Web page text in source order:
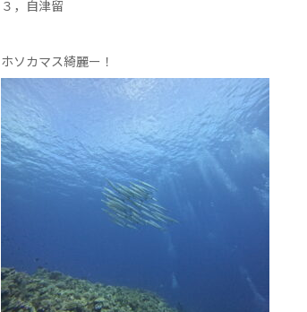
３，自津留
ホソカマス綺麗ー！